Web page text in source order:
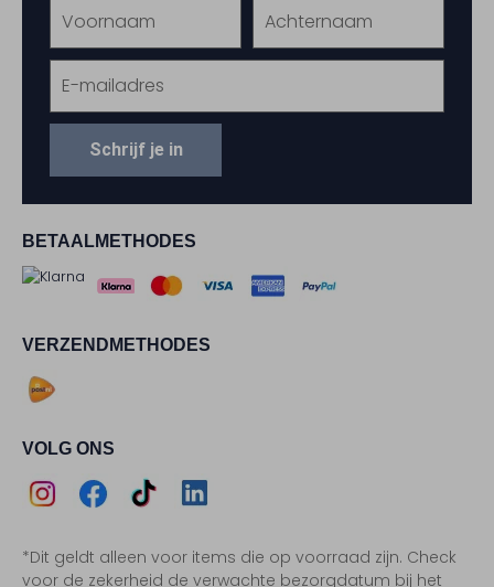
BETAALMETHODES
VERZENDMETHODES
VOLG ONS
Instagram
Facebook
TikTokLinkedIn
*Dit geldt alleen voor items die op voorraad zijn. Check
voor de zekerheid de verwachte bezorgdatum bij het
Schrijf je in